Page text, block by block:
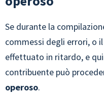
Se durante la
commessi degli errori, o
effettuato in ritardo, e
contribuente può
operoso.